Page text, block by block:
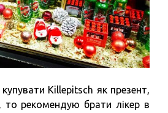
Killepitsch як презент,
то рекомендую брати лікер в